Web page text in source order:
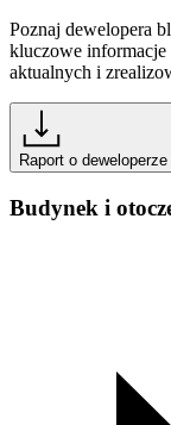
Poznaj dewelopera
kluczowe informacje
aktualnych i
Raport o deweloperze
Budynek i